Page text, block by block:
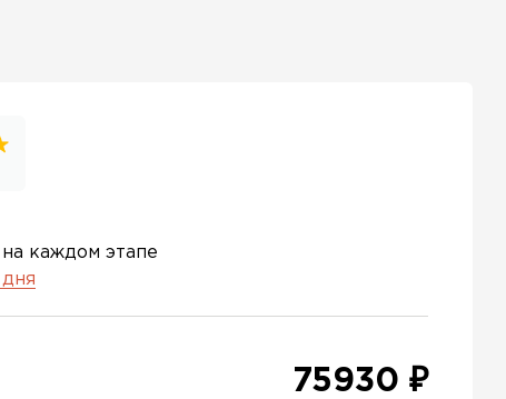
каждом этапе
дня
75930 ₽